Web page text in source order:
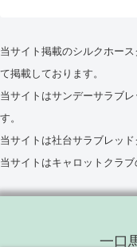
当サイト掲載のシルクホー
て掲載しております。
当サイトはサンデーサラブ
す。
当サイトは社台サラブレッ
当サイトはキャロットクラ
一口